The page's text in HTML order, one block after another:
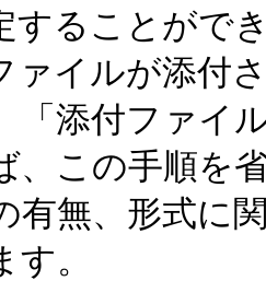
することがで
ァイルが添付
「添付ファイ
、この手順を
有無、形式に
。